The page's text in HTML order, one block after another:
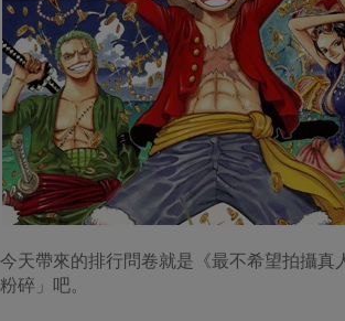
今天帶來的排行問卷就是《最不希望拍攝
粉碎」吧。